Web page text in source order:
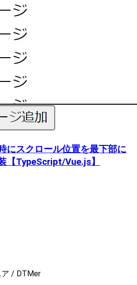
にスクロール位置を最下部に
【TypeScript/Vue.js】
ア / DTMer